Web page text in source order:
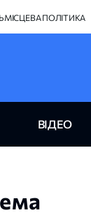
МІСЦЕВА ПОЛІТИКА
ВІДЕО